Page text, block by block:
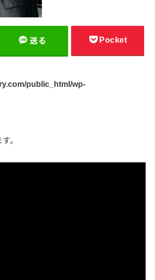
送る Pocket
public_html/wp-
。